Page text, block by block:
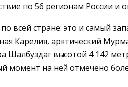
по 56 регионам России и
всей стране: это и самый
Карелия, арктический
Шалбуздаг высотой 4 142
момент на ней отмечено